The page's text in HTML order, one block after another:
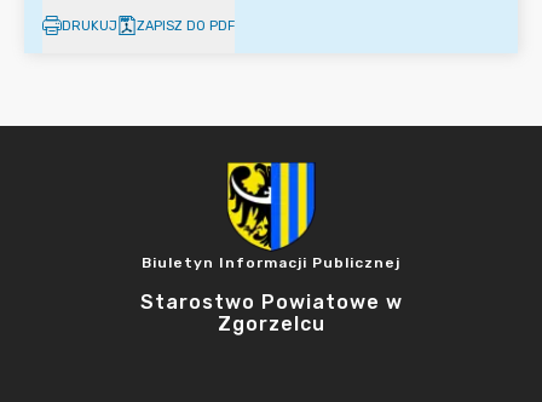
DRUKUJ ZAPISZ DO PDF
Biuletyn Informacji Publicznej
Starostwo Powiatowe w
Zgorzelcu